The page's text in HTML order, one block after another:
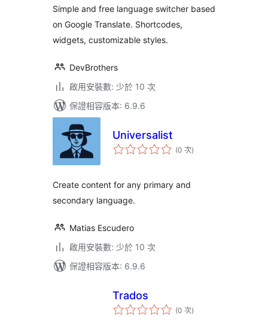
數
Simple and free language switcher based
on Google Translate. Shortcodes,
widgets, customizable styles.
DevBrothers
啟用安裝數: 少於 10 次
保證相容版本: 6.9.6
Universalist
(0 次評
分)
Create content for any primary and
secondary language.
Matias Escudero
啟用安裝數: 少於 10 次
保證相容版本: 6.9.6
Trados
(0 次評
分)